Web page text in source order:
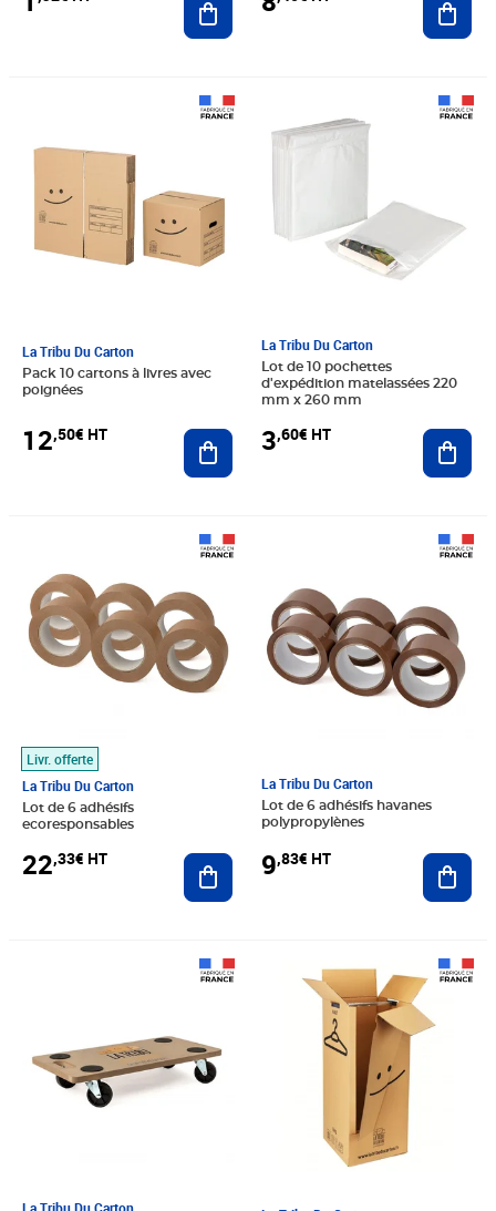
La Tribu Du Carton
Pack 10 cartons à livres avec
poignées
12,50€ HT Ajouter au panier
La Tribu Du Carton
Lot de 10 pochettes
d'expédition matelassées 220
mm x 260 mm
3,60€ HT
Livr. offerte
La Tribu Du Carton
Lot de 6 adhésifs
ecoresponsables
22,33€ HT Ajouter au panier
La Tribu Du Carton
Lot de 6 adhésifs havanes
polypropylènes
9,83€ HT
La Tribu Du Carton
Prix 13,25€ HT